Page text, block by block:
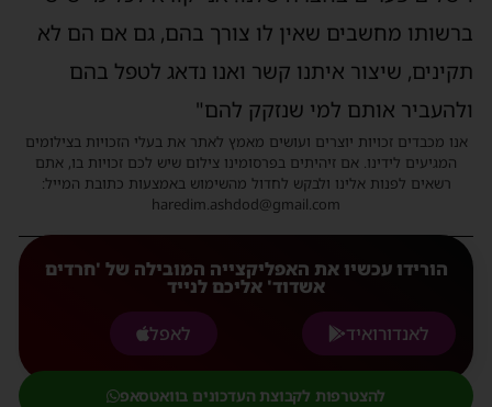
ברשותו מחשבים שאין לו צורך בהם, גם אם הם לא
תקינים, שיצור איתנו קשר ואנו נדאג לטפל בהם
ולהעביר אותם למי שנזקק להם"
אנו מכבדים זכויות יוצרים ועושים מאמץ לאתר את בעלי הזכויות בצילומים
המגיעים לידינו. אם זיהיתים בפרסומינו צילום שיש לכם זכויות בו, אתם
רשאים לפנות אלינו ולבקש לחדול מהשימוש באמצעות כתובת המייל:
haredim.ashdod@gmail.com
הורידו עכשיו את האפליקצייה המובילה של 'חרדים
אשדוד' אליכם לנייד
לאנדורואיד
לאפל
להצטרפות לקבוצת העדכונים בוואטסאפ